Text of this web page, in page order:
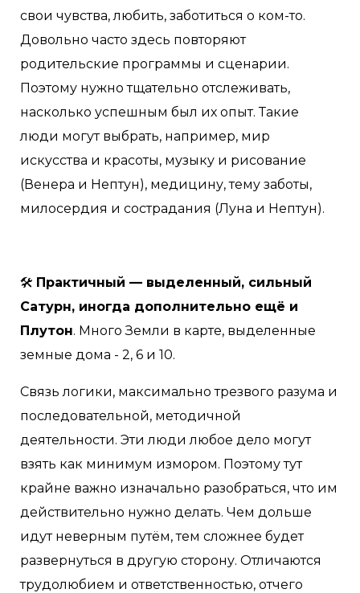
свои чувства, любить, заботиться о ком-то.
Довольно часто здесь повторяют
родительские программы и сценарии.
Поэтому нужно тщательно отслеживать,
насколько успешным был их опыт. Такие
люди могут выбрать, например, мир
искусства и красоты, музыку и рисование
(Венера и Нептун), медицину, тему заботы,
милосердия и сострадания (Луна и Нептун).
🛠 Практичный — выделенный, сильный
Сатурн, иногда дополнительно ещё и
Плутон. Много Земли в карте, выделенные
земные дома - 2, 6 и 10.
Связь логики, максимально трезвого разума и
последовательной, методичной
деятельности. Эти люди любое дело могут
взять как минимум измором. Поэтому тут
крайне важно изначально разобраться, что им
действительно нужно делать. Чем дольше
идут неверным путём, тем сложнее будет
развернуться в другую сторону. Отличаются
трудолюбием и ответственностью, отчего